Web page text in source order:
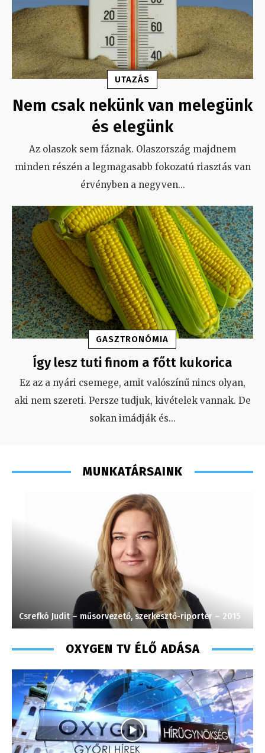
UTAZÁS
Nem csak nekünk van melegünk
és elegünk
Az olaszok sem fáznak. Olaszország majdnem
minden részén a legmagasabb fokozatú riasztás van
érvényben a negyven...
GASZTRONÓMIA
Így lesz tuti finom a főtt kukorica
Ez az a nyári csemege, amit valószínű nincs olyan,
aki nem szereti. Persze tudjuk, kivételek vannak. De
sokan imádják és...
MUNKATÁRSAINK
Müller Ádám – online szerkesztő – 2016
OXYGEN TV ÉLŐ ADÁSA